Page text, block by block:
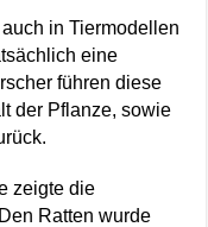
in Tiermodellen
eine
führen diese
der Pflanze, sowie
zeigte die
Ratten wurde